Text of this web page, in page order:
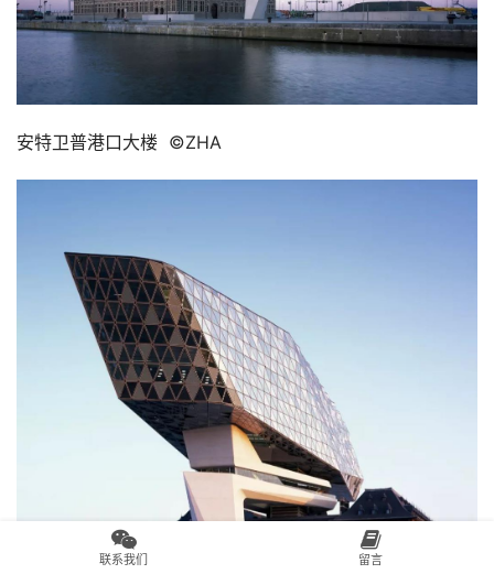
安特卫普港口大楼  ©ZHA
联系我们 留言